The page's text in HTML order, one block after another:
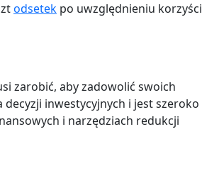
odsetek po uwzględnieniu korzyści
zarobić, aby zadowolić swoich
inwestycyjnych i jest szeroko
i narzędziach redukcji